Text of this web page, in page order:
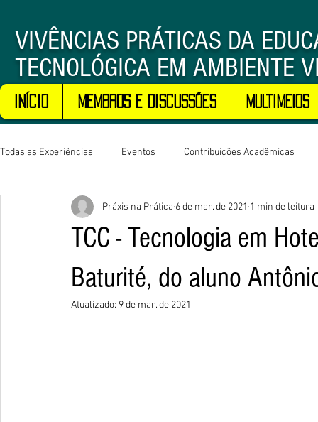
VIVÊNCIAS PRÁTICAS DA
TECNOLÓGICA EM AMBIENTE
Início Membros e Discussões MULTIMEIOS
Todas as Experiências Eventos Contribuições Acadêmicas
TCC - Tecnologia em
Baturité, do aluno
Práxis na Prática 6 de mar. de 2021 1 min de leitura
Atualizado: 9 de mar. de 2021